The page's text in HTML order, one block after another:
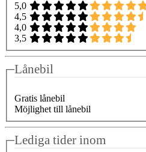
5,0
4,5
4,0
3,5
Lånebil
Gratis lånebil
Möjlighet till lånebil
Lediga tider inom